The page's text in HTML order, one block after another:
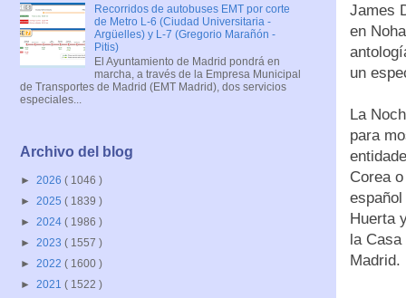
James
en
un
La
para
Corea
Huerta
la
Madrid.
Recorridos de autobuses EMT por corte
de Metro L-6 (Ciudad Universitaria -
Argüelles) y L-7 (Gregorio Marañón -
Pitis)
El Ayuntamiento de Madrid pondrá en
marcha, a través de la Empresa Municipal
de Transportes de Madrid (EMT Madrid), dos servicios
especiales...
Archivo del blog
► 2026 ( 1046 )
► 2025 ( 1839 )
► 2024 ( 1986 )
► 2023 ( 1557 )
► 2022 ( 1600 )
► 2021 ( 1522 )